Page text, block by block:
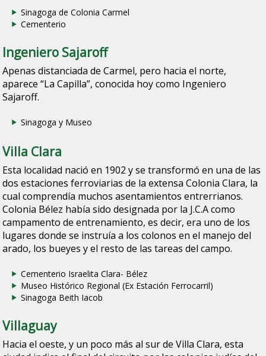
Sinagoga de Colonia Carmel
Cementerio
Ingeniero Sajaroff
Apenas distanciada de Carmel, pero hacia el norte,
aparece “La Capilla”, conocida hoy como Ingeniero
Sajaroff.
Sinagoga y Museo
Villa Clara
Esta localidad nació en 1902 y se transformó en una de las
dos estaciones ferroviarias de la extensa Colonia Clara, la
cual comprendía muchos asentamientos entrerrianos.
Colonia Bélez había sido designada por la J.C.Acomo
campamento de entrenamiento, es decir, era uno de los
lugares donde se instruía a los colonos en el manejo del
arado, los bueyes y el resto de las tareas del campo.
Cementerio Israelita Clara- Bélez
Museo Histórico Regional (Ex Estación Ferrocarril)
Sinagoga Beith Iacob
Villaguay
Hacia el oeste, y un poco más al sur de Villa Clara, esta